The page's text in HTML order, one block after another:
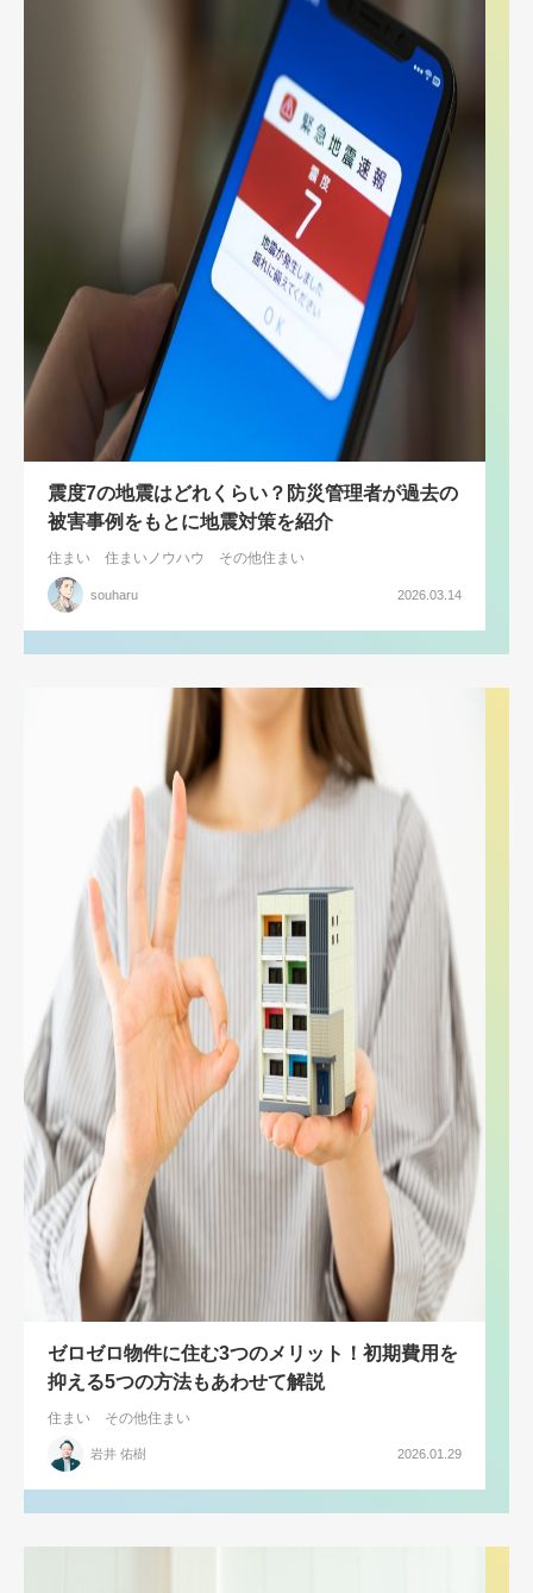
震度7の地震はどれくらい？防災管理者が過去の
被害事例をもとに地震対策を紹介
住まい 住まいノウハウ その他住まい
souharu 2026.03.14
ゼロゼロ物件に住む3つのメリット！初期費用を
抑える5つの方法もあわせて解説
住まい その他住まい
岩井 佑樹 2026.01.29